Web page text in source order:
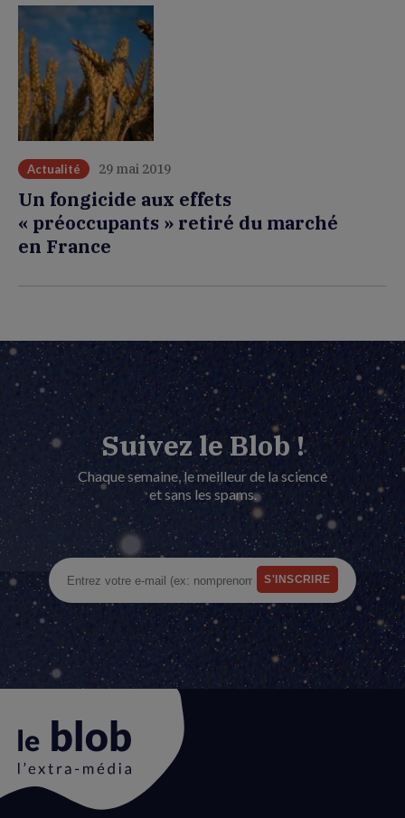
Actualité 29 mai 2019
Un fongicide aux effets
« préoccupants » retiré du marché
en France
Suivez le Blob !
Chaque semaine, le meilleur de la science
et sans les spams.